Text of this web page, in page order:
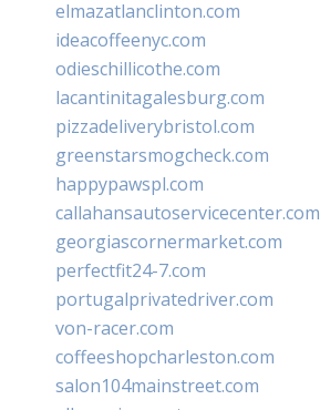
elmazatlanclinton.com
ideacoffeenyc.com
odieschillicothe.com
lacantinitagalesburg.com
pizzadeliverybristol.com
greenstarsmogcheck.com
happypawspl.com
callahansautoservicecenter.com
georgiascornermarket.com
perfectfit24-7.com
portugalprivatedriver.com
von-racer.com
coffeeshopcharleston.com
salon104mainstreet.com